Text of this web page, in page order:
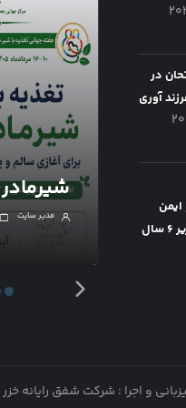
در
آوری
سازی کشوری (زیر ۶ سال
شیرمادر
مدیر سایت
و اجرا : شرکت شفق رایانه خزر